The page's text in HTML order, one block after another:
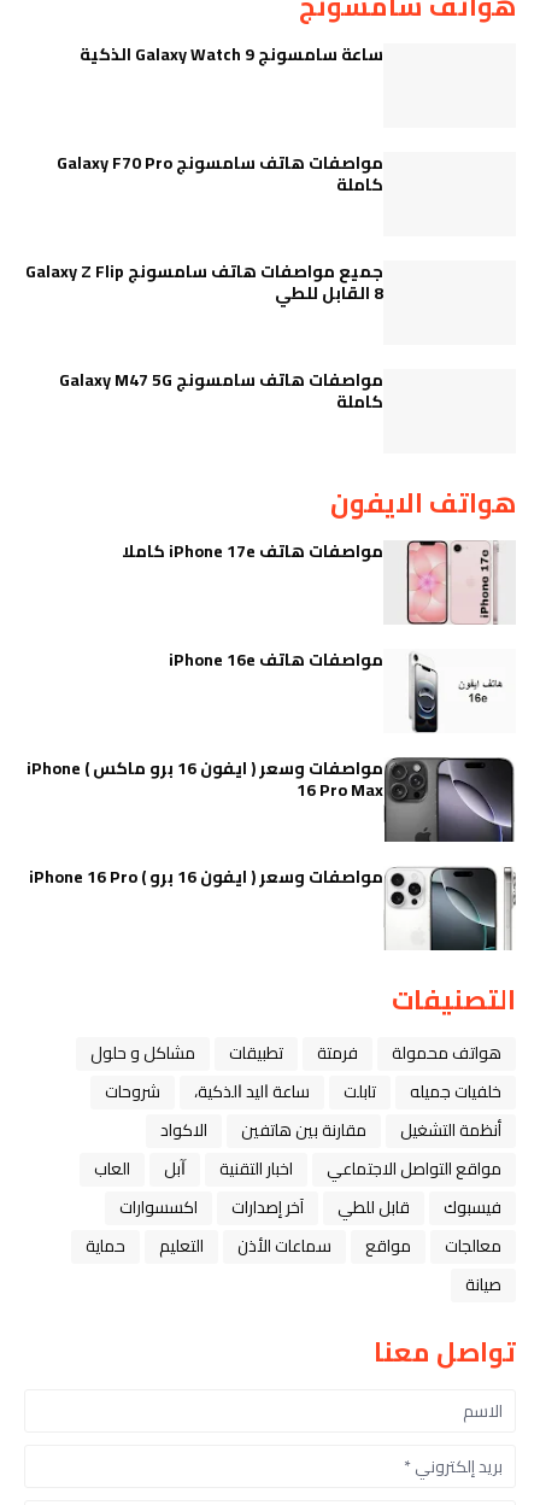
ساعة سامسونج Galaxy Watch 9 الذكية
مواصفات هاتف سامسونج Galaxy F70 Pro
كاملة
جميع مواصفات هاتف سامسونج Galaxy Z Flip
8 القابل للطي
مواصفات هاتف سامسونج Galaxy M47 5G
كاملة
هواتف الايفون
مواصفات هاتف iPhone 17e كاملا
مواصفات هاتف iPhone 16e
مواصفات وسعر ( ايفون 16 برو ماكس ) iPhone
16 Pro Max
مواصفات وسعر ( ايفون 16 برو ) iPhone 16 Pro
التصنيفات
هواتف محمولة فرمتة تطبيقات
مشاكل و حلول
خلفيات جميله
تابلت ﺳﺎﻋﺔ ﺍﻟﻴﺪ ﺍﻟﺬﻛﻴﺔ،
شروحات
أنظمة التشغيل
مقارنة بين هاتفين
الاكواد
مواقع التواصل الاجتماعي
اخبار التقنية ﺁﺑﻞ
العاب
فيسبوك
قابل للطي آخر إصدارات
اكسسوارات
معالجات
مواقع سماعات الأذن التعليم
حماية
صيانة
تواصل معنا